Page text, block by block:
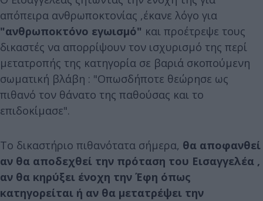
απόπειρα ανθρωποκτονίας ,έκανε λόγο για
"ανθρωποκτόνο εγωισμό" και προέτρεψε τους
δικαστές να απορρίψουν τον ισχυρισμό της περί
μετατροπής της κατηγορία σε βαριά σκοπούμενη
σωματική βλάβη : "Οπωσδήποτε θεώρησε ως
πιθανό τον θάνατο της παθούσας και το
επιδοκίμασε".
Το δικαστήριο πιθανότατα σήμερα, θα αποφανθεί
αν θα αποδεχθεί την πρόταση του Εισαγγελέα ,
αν θα κηρύξει ένοχη την Έφη όπως
κατηγορείται ή αν θα μετατρέψει την